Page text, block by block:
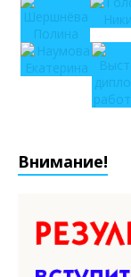
Внимание!